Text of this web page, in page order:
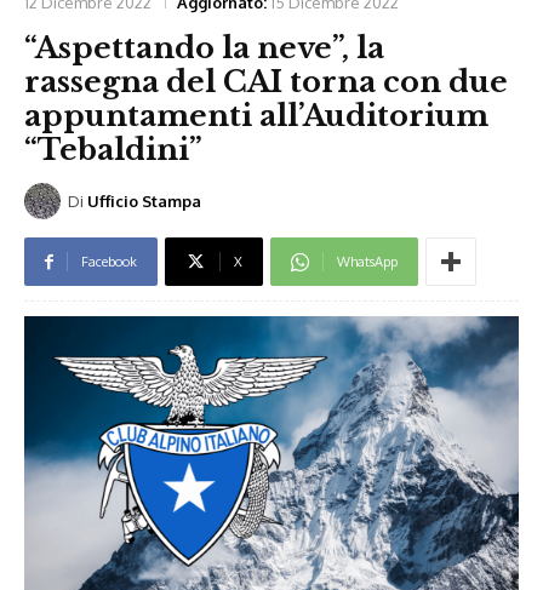
“Aspettando la neve”, la
rassegna del CAI torna con due
appuntamenti all’Auditorium
“Tebaldini”
Di Ufficio Stampa
Facebook X WhatsApp